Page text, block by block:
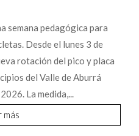
semana pedagógica para
Desde el lunes 3 de
rotación del pico y placa
del Valle de Aburrá
La medida,...
más